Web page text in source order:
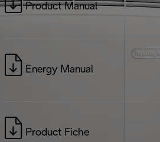
Product Manual
Energy Manual
Product Fiche